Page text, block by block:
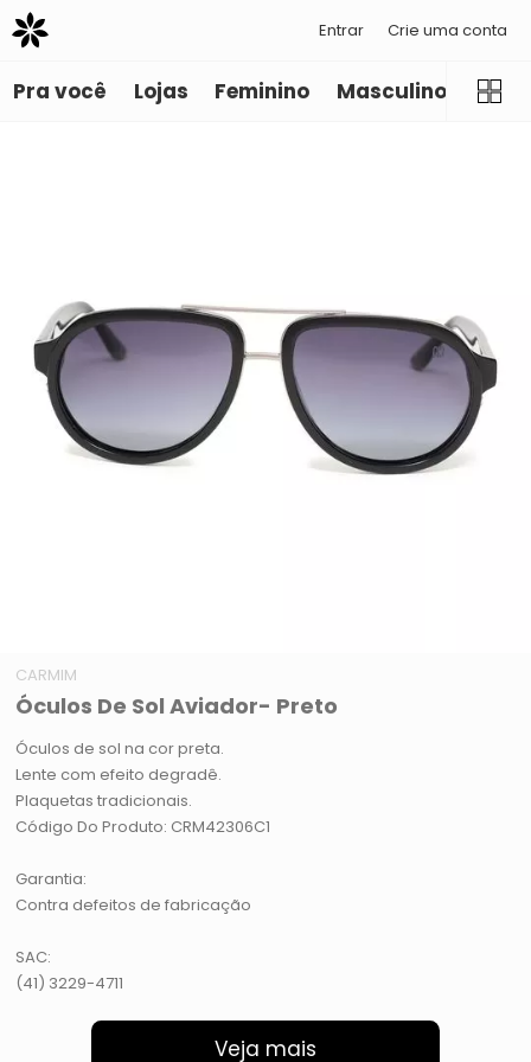
Entrar Crie uma conta
Pra você Lojas Feminino Masculino
CARMIM
Óculos De Sol Aviador- Preto
Óculos de sol na cor preta.
Lente com efeito degradê.
Plaquetas tradicionais.
Código Do Produto: CRM42306C1
Garantia:
Contra defeitos de fabricação
SAC:
(41) 3229-4711
Veja mais